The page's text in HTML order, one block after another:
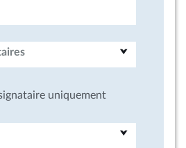
uniquement